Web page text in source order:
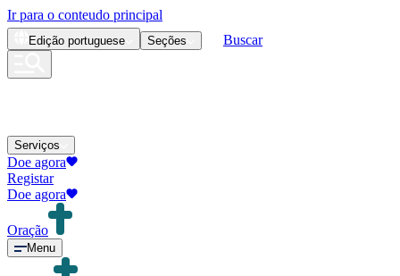
Ir para o conteudo principal
Edição portuguese Seções Buscar
Serviços
Doe agora
Registar
Doe agora
Oração
Menu